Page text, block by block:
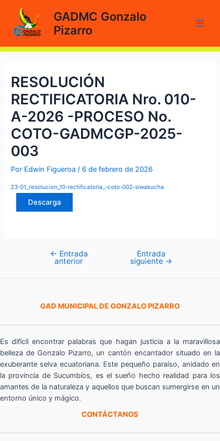
contenido
GADMC Gonzalo
Pizarro
RESOLUCIÓN
RECTIFICATORIA Nro. 010-
A-2026 -PROCESO No.
COTO-GADMCGP-2025-
003
Por Edwin Figueroa/ 6 de febrero de 2026
23-01_resolucion_10-rectificatoria_-coto-002-siwakucha
Descarga
Navegación
← Entrada
anterior
Entrada
siguiente →
GAD MUNICIPAL DE GONZALO PIZARRO
Es difícil encontrar palabras que hagan justicia a la maravillosa
belleza de Gonzalo Pizarro, un cantón encantador situado en la
exuberante selva ecuatoriana. Este pequeño paraíso, anidado en
la provincia de Sucumbíos, es el sueño hecho realidad para los
amantes de la naturaleza y aquellos que buscan sumergirse en un
entorno único y mágico.
CONTÁCTANOS